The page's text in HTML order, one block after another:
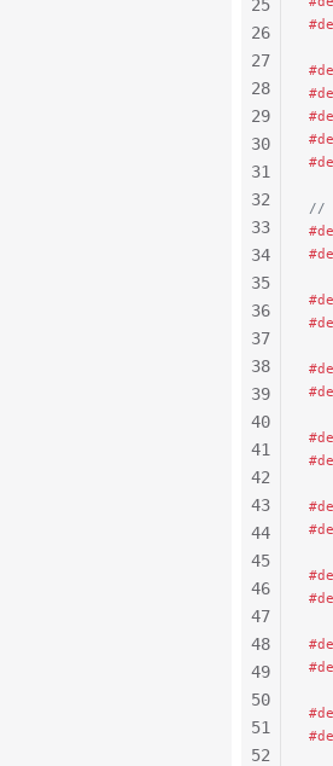
//
25
26
27
28
29
30
31
32
33
34
35
36
37
38
39
40
41
42
43
44
45
46
47
48
49
50
51
52